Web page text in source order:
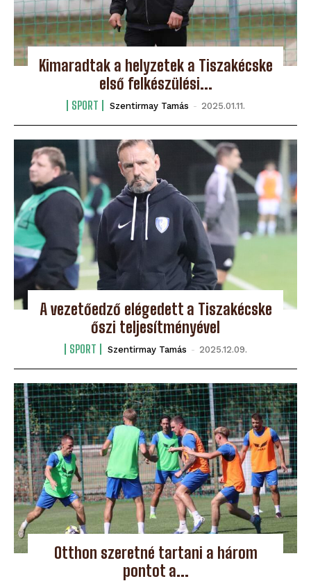
Kimaradtak a helyzetek a Tiszakécske
első felkészülési...
SPORT Szentirmay Tamás - 2025.01.11.
A vezetőedző elégedett a Tiszakécske
őszi teljesítményével
SPORT Szentirmay Tamás - 2025.12.09.
Otthon szeretné tartani a három
pontot a...